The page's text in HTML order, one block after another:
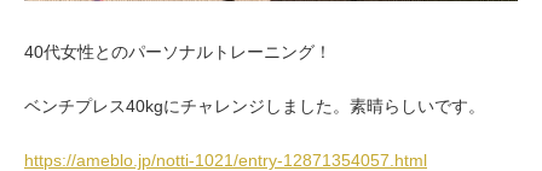
40代女性とのパーソナルトレーニング！
ベンチプレス40kgにチャレンジしました。素晴らしいです。
https://ameblo.jp/notti-1021/entry-12871354057.html